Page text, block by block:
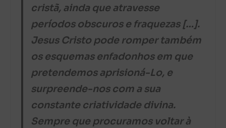
cristã, ainda que atravesse
períodos obscuros e fraquezas […].
Jesus Cristo pode romper também
os esquemas enfadonhos em que
pretendemos aprisioná-Lo, e
surpreende-nos com a sua
constante criatividade divina.
Sempre que procuramos voltar à